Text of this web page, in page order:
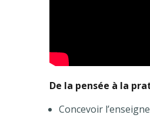
De la pensée à la
Concevoir